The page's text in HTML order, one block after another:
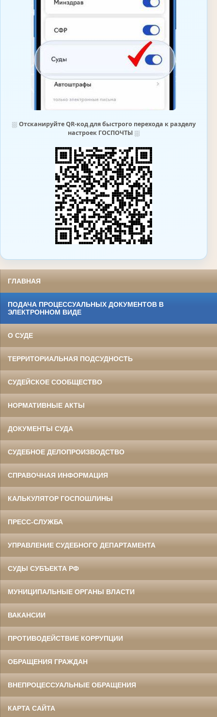
⛆ Отсканируйте QR-код для быстрого перехода к разделу
настроек ГОСПОЧТЫ⛆
ГЛАВНАЯ
ПОДАЧА ПРОЦЕССУАЛЬНЫХ ДОКУМЕНТОВ В
ЭЛЕКТРОННОМ ВИДЕ
О СУДЕ
ТЕРРИТОРИАЛЬНАЯ ПОДСУДНОСТЬ
СУДЕЙСКОЕ СООБЩЕСТВО
НОРМАТИВНЫЕ АКТЫ
ДОКУМЕНТЫ СУДА
СУДЕБНОЕ ДЕЛОПРОИЗВОДСТВО
СПРАВОЧНАЯ ИНФОРМАЦИЯ
КАЛЬКУЛЯТОР ГОСПОШЛИНЫ
ПРЕСС-СЛУЖБА
УПРАВЛЕНИЕ СУДЕБНОГО ДЕПАРТАМЕНТА
СУДЫ СУБЪЕКТА РФ
МУНИЦИПАЛЬНЫЕ ОРГАНЫ ВЛАСТИ
ВАКАНСИИ
ПРОТИВОДЕЙСТВИЕ КОРРУПЦИИ
ОБРАЩЕНИЯ ГРАЖДАН
ВНЕПРОЦЕССУАЛЬНЫЕ ОБРАЩЕНИЯ
КАРТА САЙТА